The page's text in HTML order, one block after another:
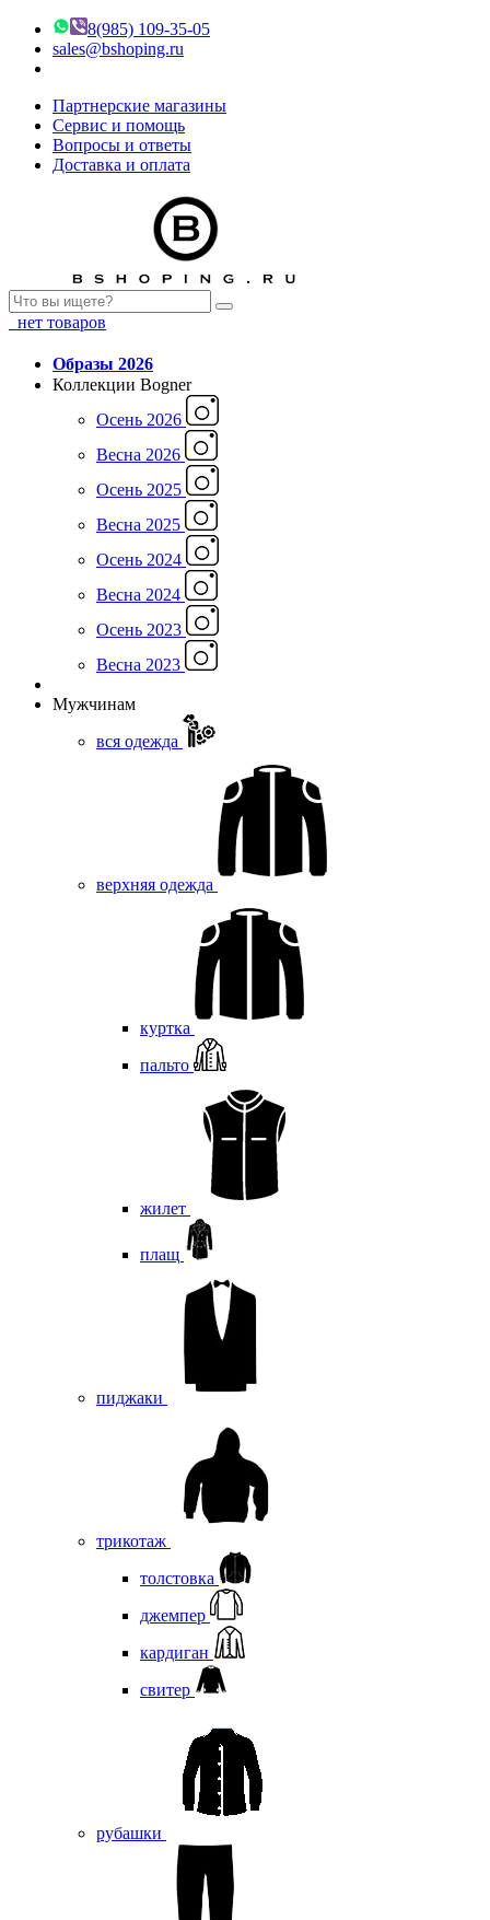
8(985) 109-35-05
sales@bshoping.ru
Партнерские магазины
Сервис и помощь
Вопросы и ответы
Доставка и оплата
нет товаров
Образы 2026
Коллекции Bogner
Осень 2026
Весна 2026
Осень 2025
Весна 2025
Осень 2024
Весна 2024
Осень 2023
Весна 2023
Мужчинам
вся одежда
верхняя одежда
куртка
пальто
жилет
плащ
пиджаки
трикотаж
толстовка
джемпер
кардиган
свитер
рубашки